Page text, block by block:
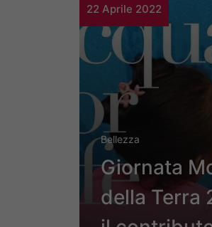
22 Aprile 2022
Bellezza
Giornata
della Terra